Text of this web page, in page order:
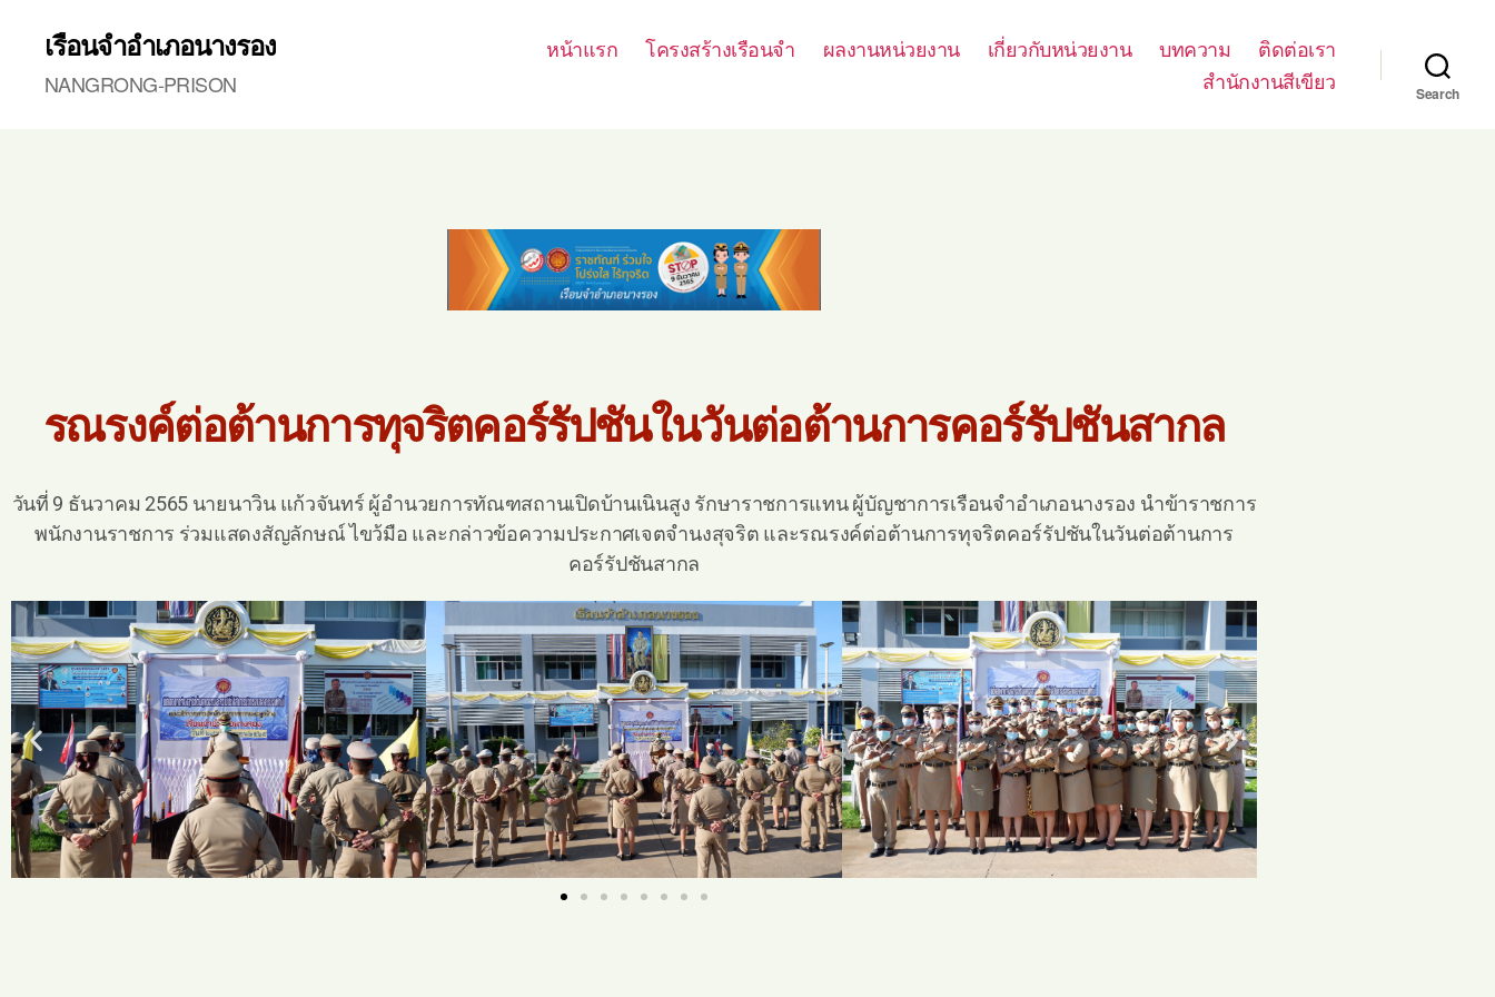
เรือนจำอำเภอนางรอง
NANGRONG-PRISON
หน้าแรก โครงสร้างเรือนจำ ผลงานหน่วยงาน เกี่ยวกับหน่วยงาน บทความ
ติดต่อเรา
สำนักงานสีเขียว
Search
รณรงค์ต่อต้านการทุจริตคอร์รัปชันในวันต่อต้านการคอร์รัปชันสากล
วันที่ 9 ธันวาคม 2565 นายนาวิน แก้วจันทร์ ผู้อำนวยการทัณฑสถานเปิดบ้านเนินสูง รักษาราชการแทน ผู้บัญชาการเรือนจำอำเภอนางรอง นำข้าราชการ
พนักงานราชการ ร่วมแสดงสัญลักษณ์ ไขว้มือ และกล่าวข้อความประกาศเจตจำนงสุจริต และรณรงค์ต่อต้านการทุจริตคอร์รัปชันในวันต่อต้านการ
คอร์รัปชันสากล